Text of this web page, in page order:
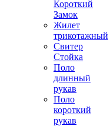
Короткий
Замок
Жилет
трикотажный
Свитер
Стойка
Поло
длинный
рукав
Поло
короткий
рукав